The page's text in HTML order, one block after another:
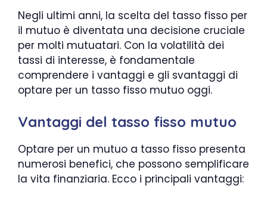
Negli ultimi anni, la scelta del tasso fisso per
il mutuo è diventata una decisione cruciale
per molti mutuatari. Con la volatilità dei
tassi di interesse, è fondamentale
comprendere i vantaggi e gli svantaggi di
optare per un tasso fisso mutuo oggi.
Vantaggi del tasso fisso mutuo
Optare per un mutuo a tasso fisso presenta
numerosi benefici, che possono semplificare
la vita finanziaria. Ecco i principali vantaggi: